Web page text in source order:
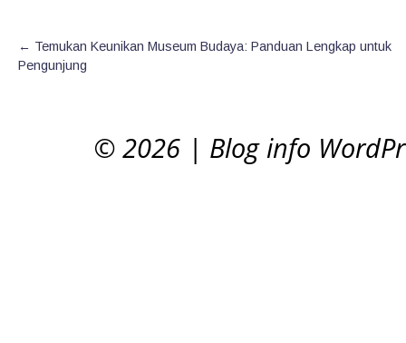
← Temukan Keunikan Museum Budaya: Panduan Lengkap untuk
Pengunjung
© 2026 | Blog info